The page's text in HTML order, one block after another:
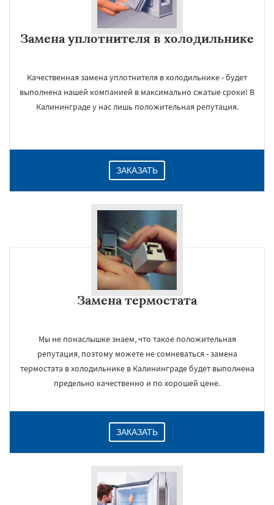
Замена уплотнителя в холодильнике
Качественная замена уплотнителя в холодильнике - будет
выполнена нашей компанией в максимально сжатые сроки! В
Калининграде у нас лишь положительная репутация.
ЗАКАЗАТЬ
Замена термостата
Мы не понаслышке знаем, что такое положительная
репутация, поэтому можете не сомневаться - замена
термостата в холодильнике в Калининграде будет выполнена
предельно качественно и по хорошей цене.
ЗАКАЗАТЬ
Даю согласие на обработку персональных данных